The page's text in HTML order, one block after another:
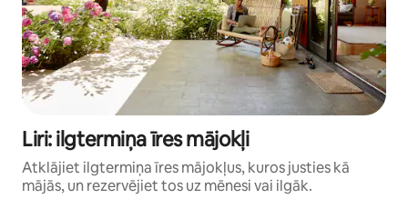
Liri: ilgtermiņa īres mājokļi
Atklājiet ilgtermiņa īres mājokļus, kuros justies kā
mājās, un rezervējiet tos uz mēnesi vai ilgāk.